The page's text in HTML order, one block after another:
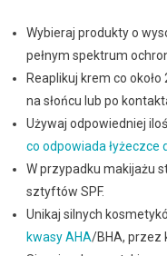
Wybieraj produkty o
pełnym spektrum
Reaplikuj krem co
na słońcu lub po
Używaj odpowiedniej
co odpowiada łyżeczce
W przypadku makijażu
sztyftów SPF.
Unikaj silnych
kwasy AHA/BHA, przez